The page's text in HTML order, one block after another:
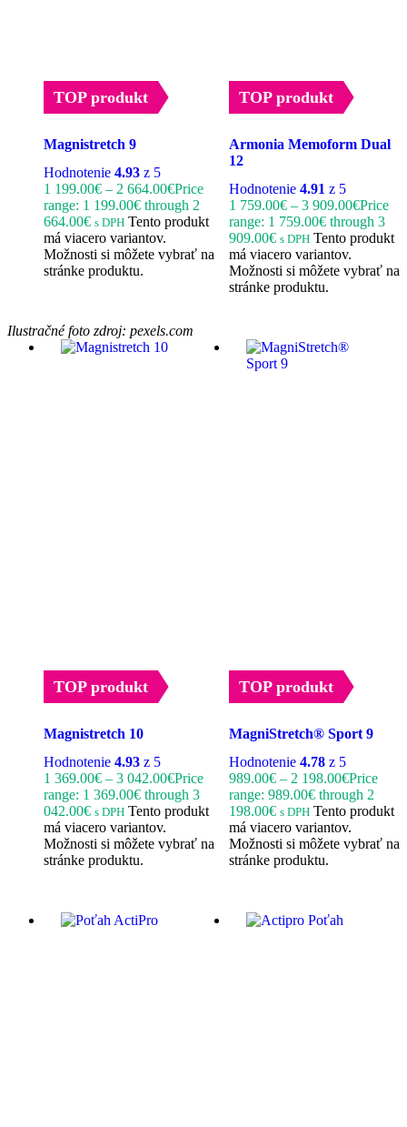
TOP produkt
Magnistretch 9
Hodnotenie 4.93 z 5
1 199.00€ – 2 664.00€Price
range: 1 199.00€ through 2
664.00€ s DPH Tento produkt
má viacero variantov.
Možnosti si môžete vybrať na
stránke produktu.
TOP produkt
Armonia Memoform Dual
12
Hodnotenie 4.91 z 5
1 759.00€ – 3 909.00€Price
range: 1 759.00€ through 3
909.00€ s DPH Tento produkt
má viacero variantov.
Možnosti si môžete vybrať na
stránke produktu.
TOP produkt
Magnistretch 10
Hodnotenie 4.93 z 5
1 369.00€ – 3 042.00€Price
range: 1 369.00€ through 3
042.00€ s DPH Tento produkt
má viacero variantov.
Možnosti si môžete vybrať na
stránke produktu.
TOP produkt
MagniStretch® Sport 9
Hodnotenie 4.78z 5
989.00€ – 2 198.00€Price
range: 989.00€ through 2
198.00€ s DPH Tento produkt
má viacero variantov.
Možnosti si môžete vybrať na
stránke produktu.
Ilustračné foto zdroj: pexels.com